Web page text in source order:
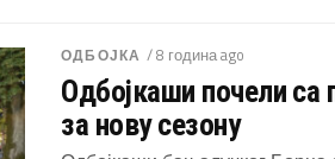
ОДБОЈКА / 8 година ago
Одбојкаши почели са
за нову сезону